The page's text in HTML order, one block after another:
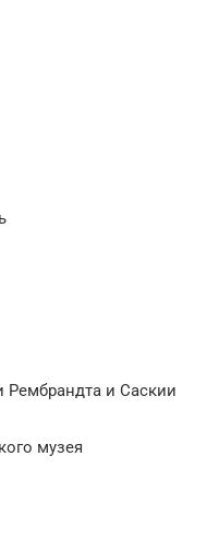
и Саскии
музея